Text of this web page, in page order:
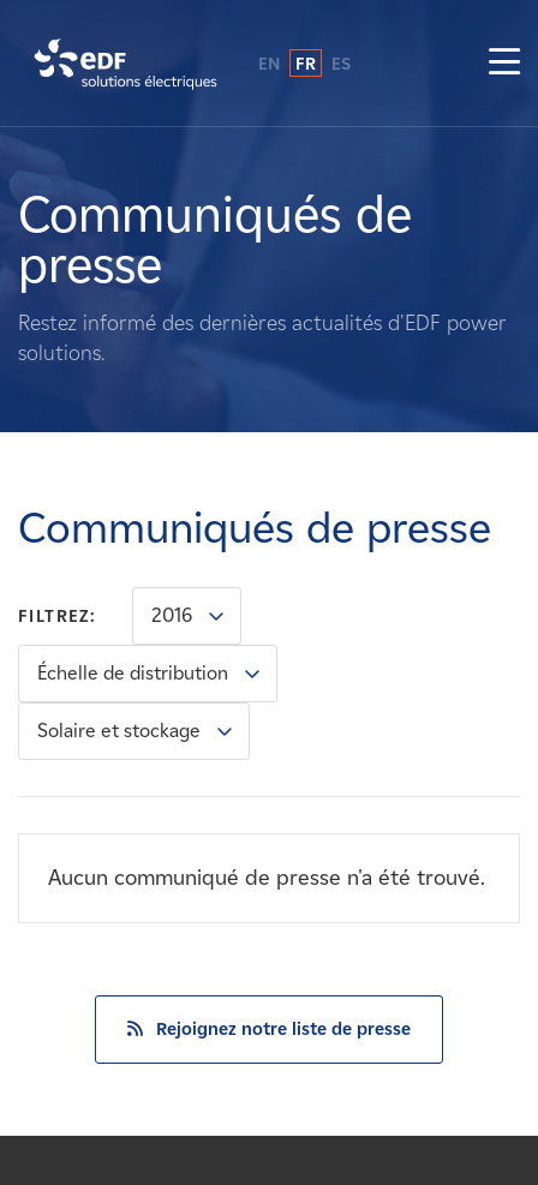
A propos de nous
Ce que nous faisons
Propriétaires fonciers
Carrières
Nouvelles
Contactez-nous
Affiliés
EN FR ES
Communiqués de
presse
Restez informé des dernières actualités d'EDF power
solutions.
Communiqués de presse
FILTREZ: 2016
Échelle de distribution
Solaire et stockage
Aucun communiqué de presse n'a été trouvé.
Rejoignez notre liste de presse